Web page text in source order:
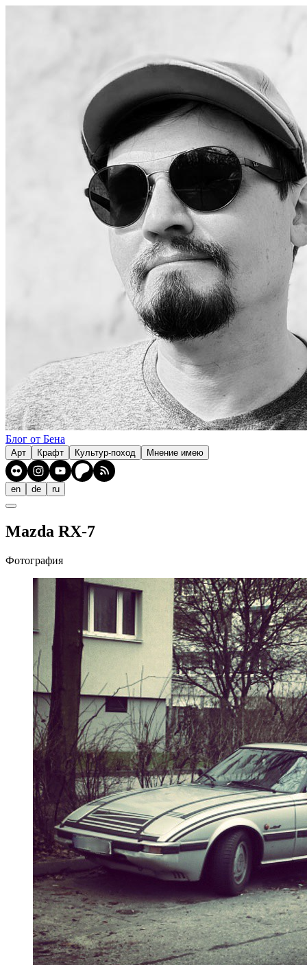
Блог от Бена
Арт Крафт Культур-поход Мнение имею
en de ru
Mazda RX-7
Фотография